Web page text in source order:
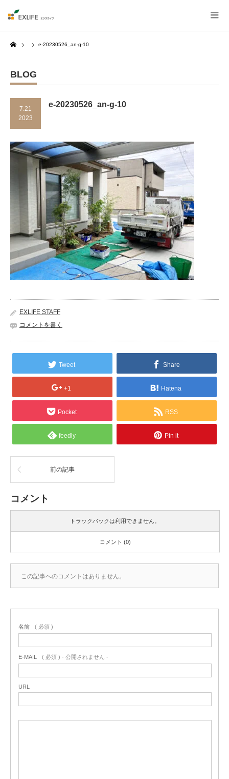
Home
e-20230526_an-g-10
BLOG
7.21
2023
e-20230526_an-g-10
EXLIFE STAFF
コメントを書く
Tweet Share
+1 Hatena
Pocket RSS
feedly Pin it
前の記事
コメント
トラックバックは利用できません。
コメント (0)
この記事へのコメントはありません。
名前 ( 必須 )
E-MAIL ( 必須 ) - 公開されません -
URL